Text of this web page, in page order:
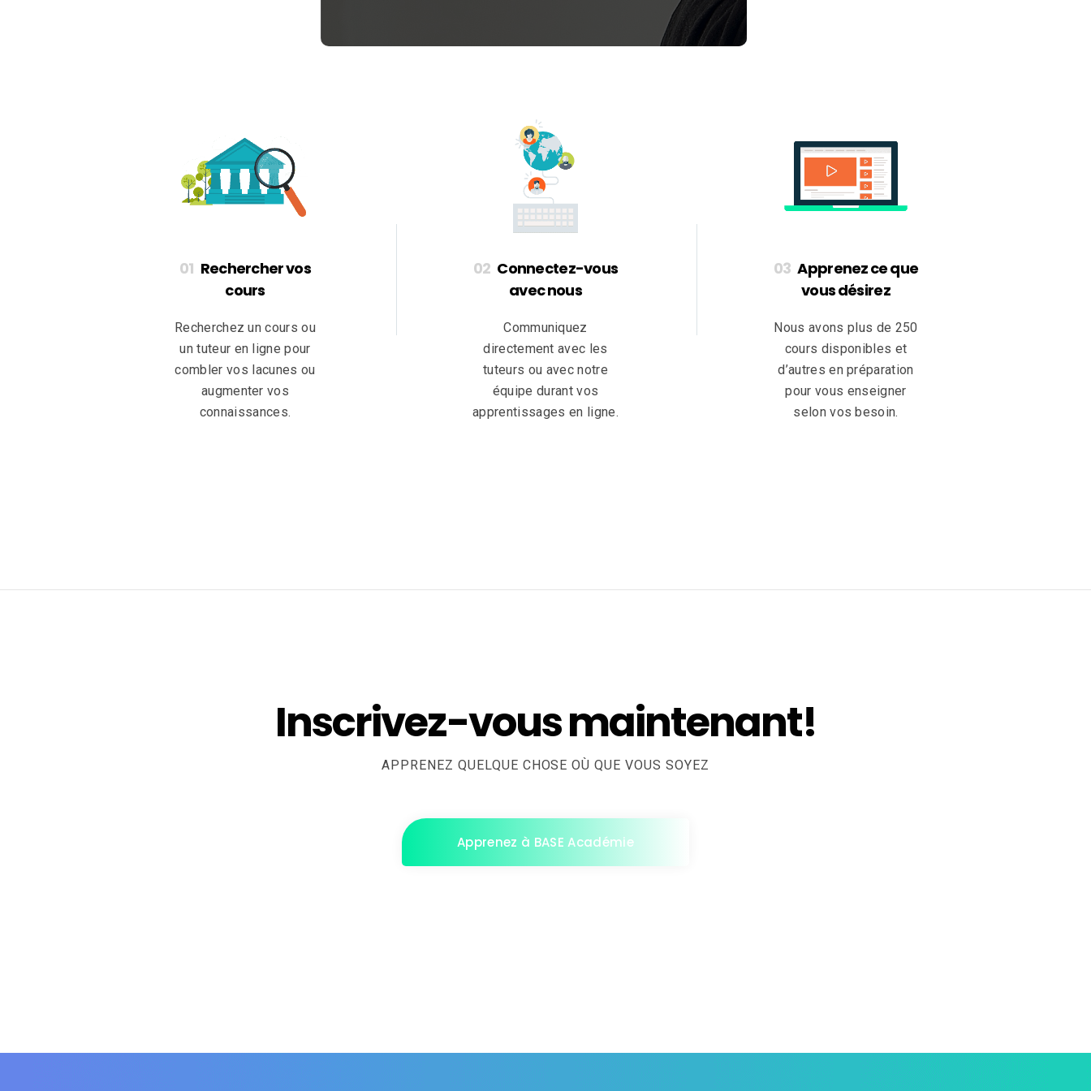
Rechercher vos
cours
Recherchez un cours ou
un tuteur en ligne pour
combler vos lacunes ou
augmenter vos
connaissances.
Connectez-vous
avec nous
Communiquez
directement avec les
tuteurs ou avec notre
équipe durant vos
apprentissages en ligne.
Apprenez ce que
vous désirez
Nous avons plus de 250
cours disponibles et
d’autres en préparation
pour vous enseigner
selon vos besoin.
Inscrivez-vous maintenant!
APPRENEZ QUELQUE CHOSE OÙ QUE VOUS SOYEZ
Apprenez à BASE Académie